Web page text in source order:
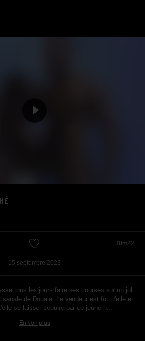
30m22
15 septembre 2023
tous les jours faire ses courses sur un joli
de Douala. Le vendeur est fou d'elle et
se laisser séduire par ce jeune h...
En voir plus